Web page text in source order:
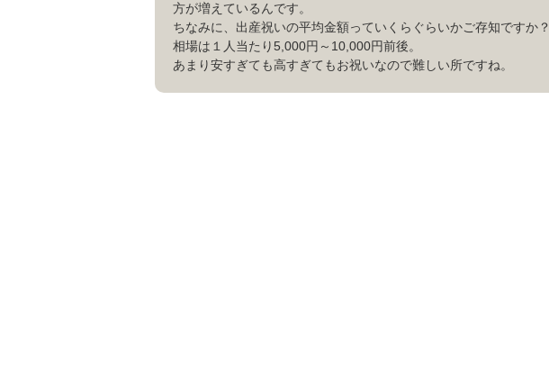
方が増えているんです。
ちなみに、出産祝いの平均金額っていくらぐらいかご存知ですか？
相場は１人当たり5,000円～10,000円前後。
あまり安すぎても高すぎてもお祝いなので難しい所ですね。